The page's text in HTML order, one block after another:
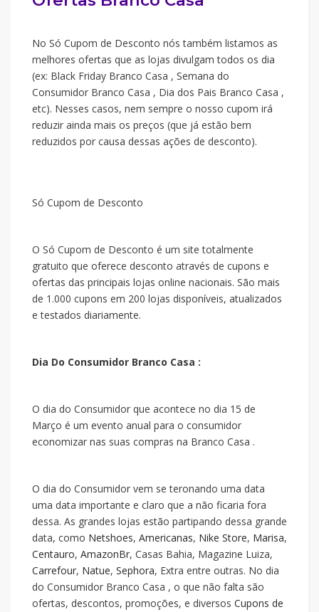
No Só Cupom de Desconto nós também listamos as
melhores ofertas que as lojas divulgam todos os dia
(ex: Black Friday Branco Casa , Semana do
Consumidor Branco Casa , Dia dos Pais Branco Casa ,
etc). Nesses casos, nem sempre o nosso cupom irá
reduzir ainda mais os preços (que já estão bem
reduzidos por causa dessas ações de desconto).
Só Cupom de Desconto
O Só Cupom de Desconto é um site totalmente
gratuito que oferece desconto através de cupons e
ofertas das principais lojas online nacionais. São mais
de 1.000 cupons em 200 lojas disponíveis, atualizados
e testados diariamente.
Dia Do Consumidor Branco Casa :
O dia do Consumidor que acontece no dia 15 de
Março é um evento anual para o consumidor
economizar nas suas compras na Branco Casa .
O dia do Consumidor vem se teronando uma data
uma data importante e claro que a não ficaria fora
dessa. As grandes lojas estão partipando dessa grande
data, como Netshoes, Americanas, Nike Store, Marisa,
Centauro, AmazonBr, Casas Bahia, Magazine Luiza,
Carrefour, Natue, Sephora, Extra entre outras. No dia
do Consumidor Branco Casa , o que não falta são
ofertas, descontos, promoções, e diversos Cupons de